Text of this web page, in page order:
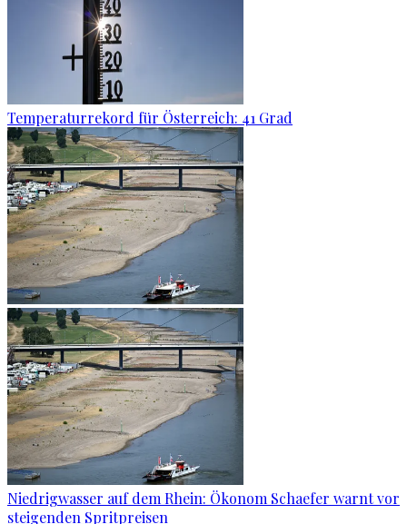
Temperaturrekord für Österreich: 41 Grad
Niedrigwasser auf dem Rhein: Ökonom Schaefer warnt vor
steigenden Spritpreisen